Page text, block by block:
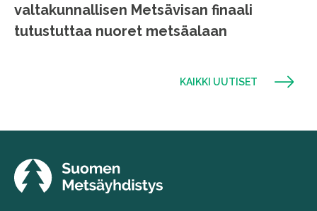
valtakunnallisen Metsävisan finaali
tutustuttaa nuoret metsäalaan
KAIKKI UUTISET